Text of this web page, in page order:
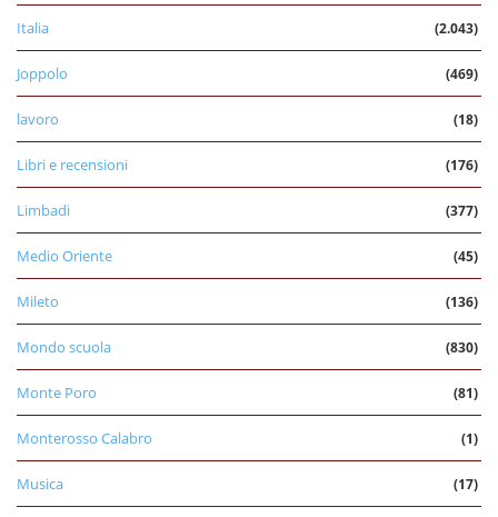
Italia (2.043)
Joppolo (469)
lavoro (18)
Libri e recensioni (176)
Limbadi (377)
Medio Oriente (45)
Mileto (136)
Mondo scuola (830)
Monte Poro (81)
Monterosso Calabro (1)
Musica (17)